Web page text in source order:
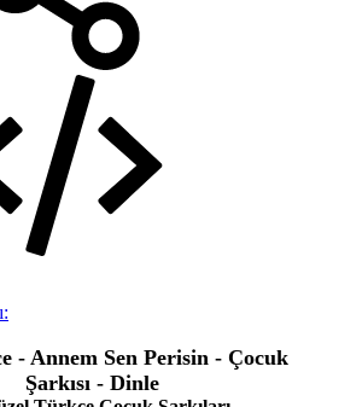
- Annem Sen Perisin - Çocuk
Şarkısı - Dinle